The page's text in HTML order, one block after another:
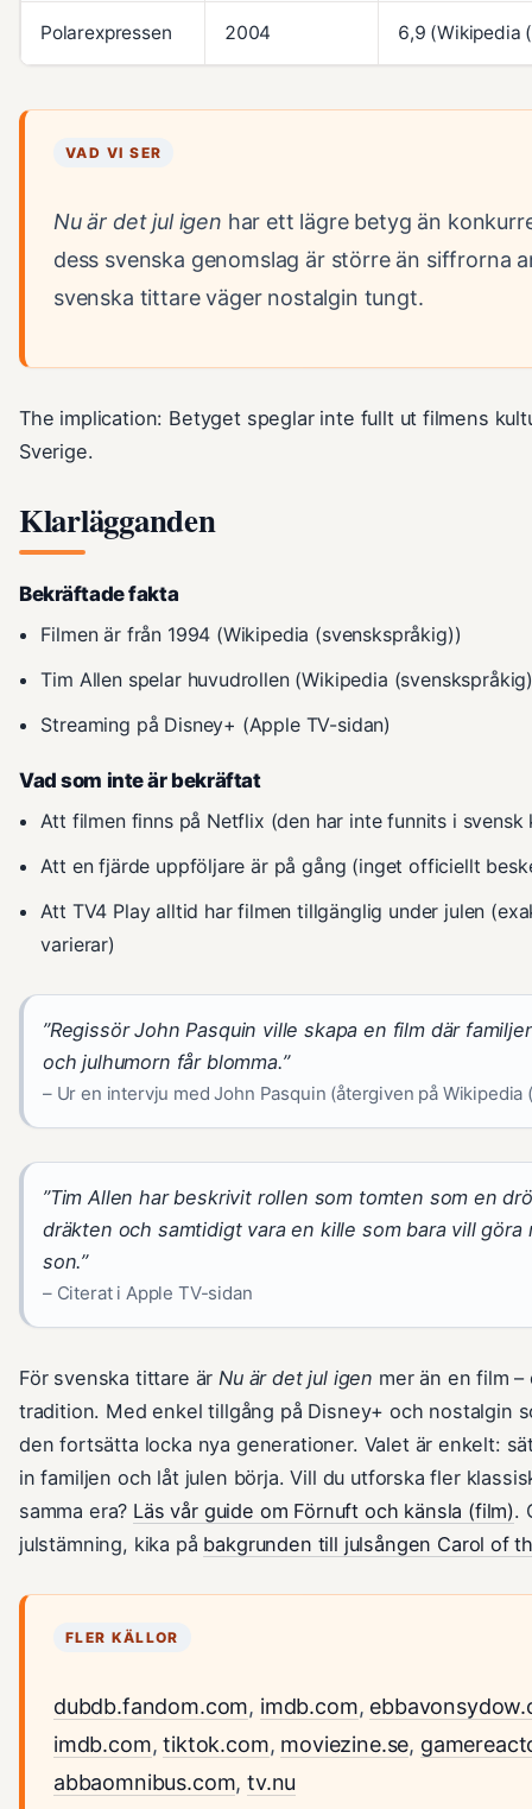
Polarexpressen 2004 6,9 (Wikipedia
VAD VI SER
Nu är det jul igen har ett lägre betyg än
dess svenska genomslag är större än siffrorna
svenska tittare väger nostalgin tungt.
The implication: Betyget speglar inte fullt ut filmens
Sverige.
Klarlägganden
Bekräftade fakta
Filmen är från 1994 (Wikipedia (svenskspråkig))
Tim Allen spelar huvudrollen (Wikipedia
Streaming på Disney+ (Apple TV-sidan)
Vad som inte är bekräftat
Att filmen finns på Netflix (den har inte funnits i svensk
Att en fjärde uppföljare är på gång (inget officiellt
Att TV4 Play alltid har filmen tillgänglig under julen
varierar)
”Regissör John Pasquin ville skapa en film där
och julhumorn får blomma.”
– Ur en intervju med John Pasquin (återgiven på Wikipedia
”Tim Allen har beskrivit rollen som tomten som en
dräkten och samtidigt vara en kille som bara vill göra
son.”
– Citerat i Apple TV-sidan
För svenska tittare är Nu är det jul igen mer än en film
tradition. Med enkel tillgång på Disney+ och nostalgin
den fortsätta locka nya generationer. Valet är enkelt:
in familjen och låt julen börja. Vill du utforska fler
samma era? Läs vår guide om Förnuft och känsla (film).
julstämning, kika på bakgrunden till julsången Carol of
FLER KÄLLOR
dubdb.fandom.com, imdb.com,
imdb.com,tiktok.com, moviezine.se,
abbaomnibus.com,tv.nu